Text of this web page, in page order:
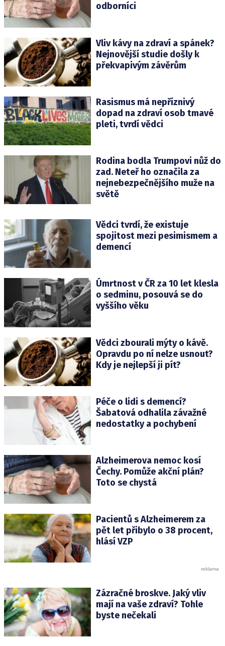
odborníci
Vliv kávy na zdraví a spánek?
Nejnovější studie došly k
překvapivým závěrům
Rasismus má nepříznivý
dopad na zdraví osob tmavé
pleti, tvrdí vědci
Rodina bodla Trumpovi nůž do
zad. Neteř ho označila za
nejnebezpečnějšího muže na
světě
Vědci tvrdí, že existuje
spojitost mezi pesimismem a
demencí
Úmrtnost v ČR za 10 let klesla
o sedminu, posouvá se do
vyššího věku
Vědci zbourali mýty o kávě.
Opravdu po ní nelze usnout?
Kdy je nejlepší ji pít?
Péče o lidi s demencí?
Šabatová odhalila závažné
nedostatky a pochybení
Alzheimerova nemoc kosí
Čechy. Pomůže akční plán?
Toto se chystá
Pacientů s Alzheimerem za
pět let přibylo o 38 procent,
hlásí VZP
Zázračné broskve. Jaký vliv
mají na vaše zdraví? Tohle
byste nečekali